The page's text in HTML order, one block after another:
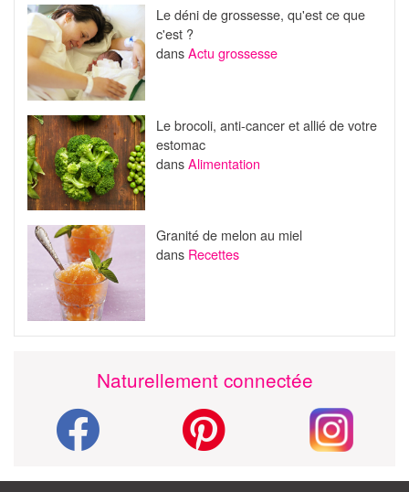
Le déni de grossesse, qu'est ce que
c'est ?
dansActu grossesse
Le brocoli, anti-cancer et allié de votre
estomac
dansAlimentation
Granité de melon au miel
dans Recettes
Naturellement connectée